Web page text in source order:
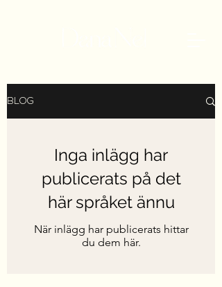
BLOG
Inga inlägg har
publicerats på det
här språket ännu
När inlägg har publicerats hittar
du dem här.